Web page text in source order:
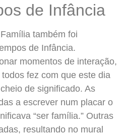
de Infância
também foi
de Infância.
momentos de interação,
fez com que este dia
de significado. As
a escrever num placar o
“ser família.” Outras
resultando no mural